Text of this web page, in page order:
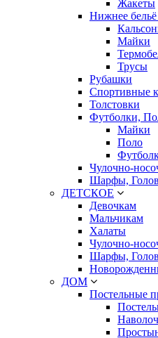
Жакеты
Нижнее
Майки
Трусы
Рубашки
Спортивные
Толстовки
Футболки,
Майки
Поло
Чулочно-
Шарфы,
ДЕТСКОЕ
Девочкам
Мальчикам
Халаты
Чулочно-
Шарфы,
ДОМ
Постельные